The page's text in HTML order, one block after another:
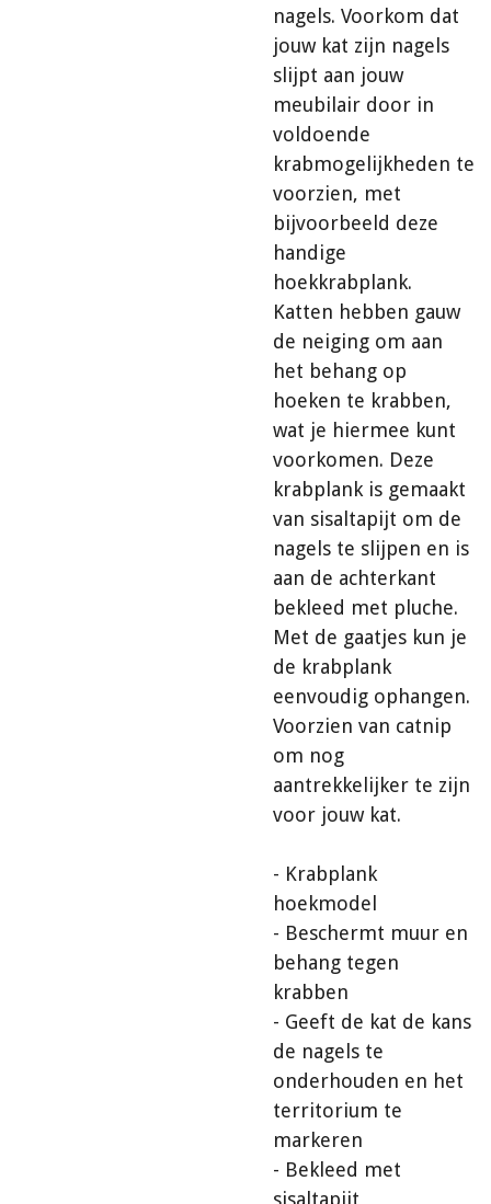
nagels. Voorkom dat
jouw kat zijn nagels
slijpt aan jouw
meubilair door in
voldoende
krabmogelijkheden te
voorzien, met
bijvoorbeeld deze
handige
hoekkrabplank.
Katten hebben gauw
de neiging om aan
het behang op
hoeken te krabben,
wat je hiermee kunt
voorkomen. Deze
krabplank is gemaakt
van sisaltapijt om de
nagels te slijpen en is
aan de achterkant
bekleed met pluche.
Met de gaatjes kun je
de krabplank
eenvoudig ophangen.
Voorzien van catnip
om nog
aantrekkelijker te zijn
voor jouw kat.
- Krabplank
hoekmodel
- Beschermt muur en
behang tegen
krabben
- Geeft de kat de kans
de nagels te
onderhouden en het
territorium te
markeren
- Bekleed met
sisaltapijt